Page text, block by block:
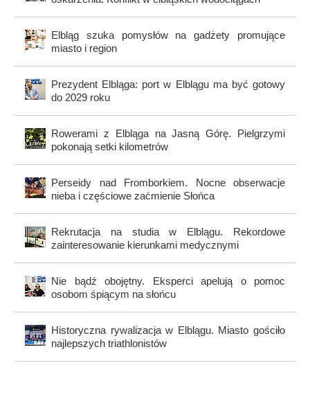
Elbląg szuka pomysłów na gadżety promujące
miasto i region
Prezydent Elbląga: port w Elblągu ma być gotowy
do 2029 roku
Rowerami z Elbląga na Jasną Górę. Pielgrzymi
pokonają setki kilometrów
Perseidy nad Fromborkiem. Nocne obserwacje
nieba i częściowe zaćmienie Słońca
Rekrutacja na studia w Elblągu. Rekordowe
zainteresowanie kierunkami medycznymi
Nie bądź obojętny. Eksperci apelują o pomoc
osobom śpiącym na słońcu
Historyczna rywalizacja w Elblągu. Miasto gościło
najlepszych triathlonistów